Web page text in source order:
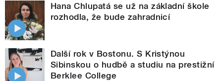
Hana Chlupatá se už na základní škole
rozhodla, že bude zahradnicí
Další rok v Bostonu. S Kristýnou
Sibinskou o hudbě a studiu na prestižní
Berklee College